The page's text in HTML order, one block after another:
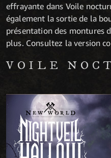
effrayante dans Voile
également la sortie de la
présentation des montures
plus. Consultez la version
VOILE